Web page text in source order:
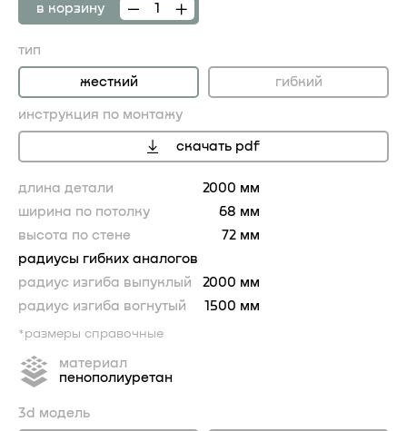
в корзину
тип
жесткий гибкий
инструкция по монтажу
скачать pdf
длина детали
2000 мм
ширина по потолку
68 мм
высота по стене
72 мм
радиусы гибких аналогов
радиус изгиба выпуклый
2000 мм
радиус изгиба вогнутый
1500 мм
*размеры справочные
материал
пенополиуретан
3d модель